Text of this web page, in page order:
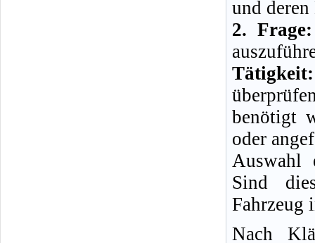
und
2. Frage:
Tätigkeit:
benötigt
oder
Auswahl
Sind
Fahrzeug
Nach